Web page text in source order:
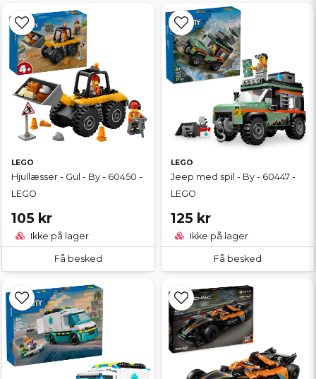
LEGO
Hjullæsser - Gul - By - 60450 -
LEGO
105 kr
Ikke på lager
Få besked
LEGO
Jeep med spil - By - 60447 -
LEGO
125 kr
Ikke på lager
Få besked